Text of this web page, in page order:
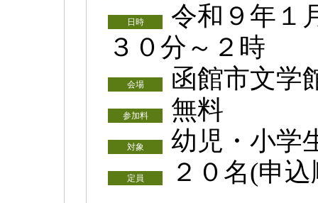
日時
令和９年１
３０分～２時
会場 函館市文学
参加料 無料
対象 幼児・小学
定員 ２０名(申